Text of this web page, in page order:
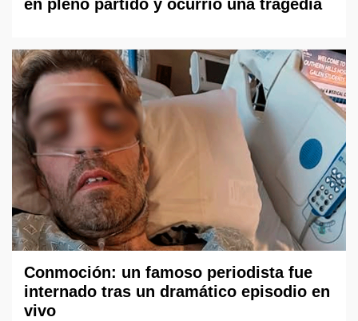
en pleno partido y ocurrió una tragedia
Conmoción: un famoso periodista fue
internado tras un dramático episodio en
vivo